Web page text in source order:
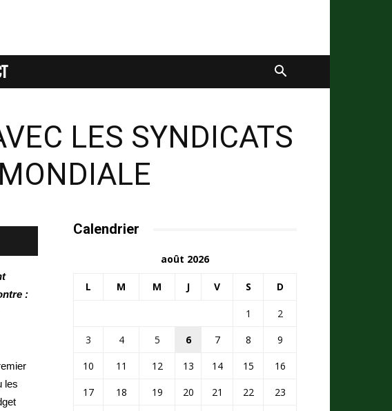
LES SYNDICATS
:
les
Calendrier
août 2026
L M M J V S D
1
2
3
4 5 6 7 8
9
10
11 12 13 14 15
16
17
18 19 20 21 22
23